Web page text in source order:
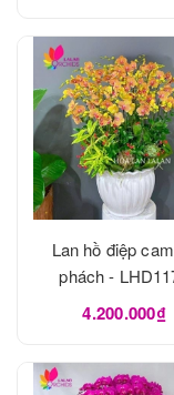
Lan hồ điệp
phách -
4.200.000₫